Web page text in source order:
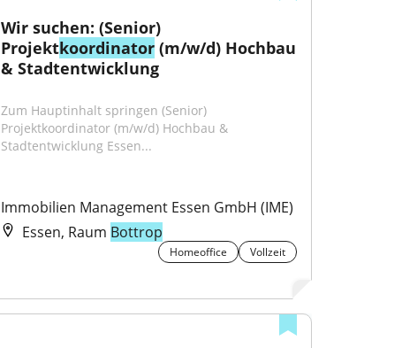
Wir suchen: (Senior)
Projektkoordinator (m/w/d) Hochbau
& Stadtentwicklung
Zum Hauptinhalt springen (Senior)
Projektkoordinator (m/w/d) Hochbau &
Stadtentwicklung Essen...
Immobilien Management Essen GmbH (IME)
Essen, Raum Bottrop
Homeoffice Vollzeit